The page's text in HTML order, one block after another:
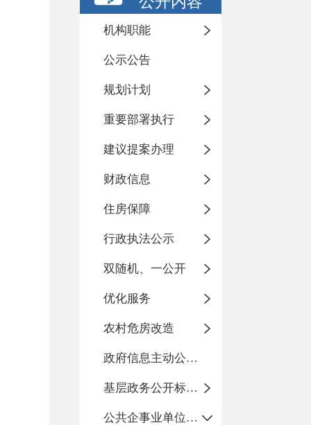
机构职能
公示公告
规划计划
重要部署执行
建议提案办理
财政信息
住房保障
行政执法公示
双随机、一公开
优化服务
农村危房改造
政府信息主动公开基本目录
基层政务公开标准化目录
公共企事业单位信息公开